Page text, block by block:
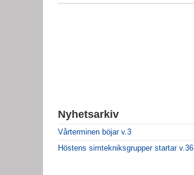
Nyhetsarkiv
Vårterminen böjar v.3
Höstens simtekniksgrupper startar v.36.